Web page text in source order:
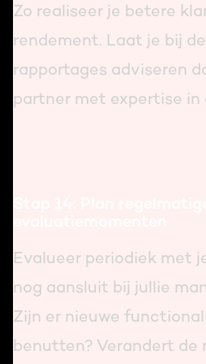
Zo realiseer je betere
rendement. Laat je bij
rapportages adviseren
partner met expertise
Evalueer periodiek met
nog aansluit bij jullie
Zijn er nieuwe
benutten? Verandert de